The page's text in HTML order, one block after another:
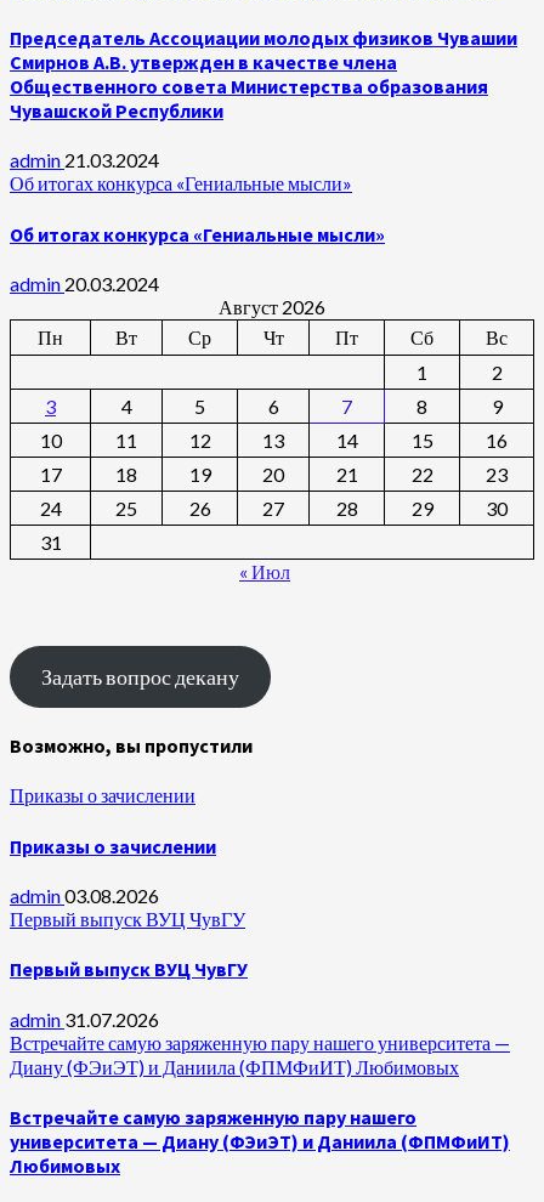
Председатель Ассоциации молодых физиков Чувашии
Смирнов А.В. утвержден в качестве члена
Общественного совета Министерства образования
Чувашской Республики
admin 21.03.2024
Об итогах конкурса «Гениальные мысли»
Об итогах конкурса «Гениальные мысли»
admin 20.03.2024
Август 2026
Пн
Вт Ср Чт Пт Сб
Вс
1
2
3
4 5 6 7 8
9
10
11 12 13 14 15
16
17
18 19 20 21 22
23
24
25 26 27 28 29
30
31
« Июл
Задать вопрос декану
Возможно, вы пропустили
Приказы о зачислении
Приказы о зачислении
admin03.08.2026
Первый выпуск ВУЦ ЧувГУ
Первый выпуск ВУЦ ЧувГУ
admin 31.07.2026
Встречайте самую заряженную пару нашего университета —
Диану (ФЭиЭТ) и Даниила (ФПМФиИТ) Любимовых
Встречайте самую заряженную пару нашего
университета — Диану (ФЭиЭТ) и Даниила (ФПМФиИТ)
Любимовых